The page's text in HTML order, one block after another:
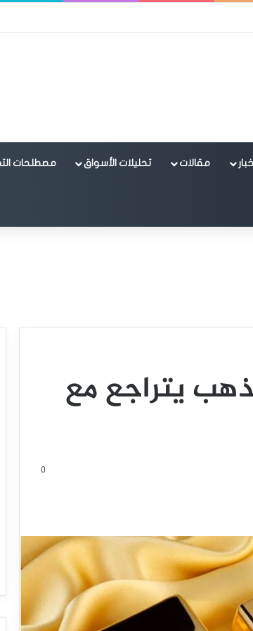
أخبار مقالات تحليلات الأسواق مصطلحات
يتراجع مع
0